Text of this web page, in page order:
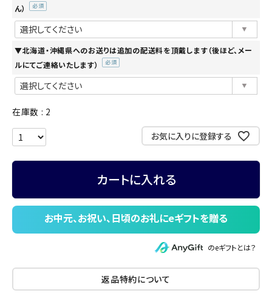
ん）
須)
▼北海道・沖縄県へのお送りは追加の配送料を頂戴します（後ほど、メー
ルにてご連絡いたします）
在庫数
2
お気に入りに登録する
カートに入れる
のeギフトとは？
返品特約について